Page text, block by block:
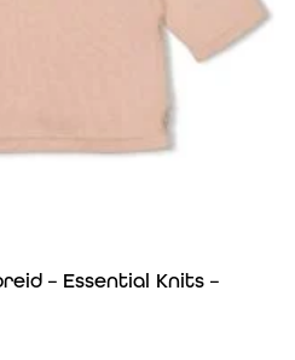
– Essential Knits –